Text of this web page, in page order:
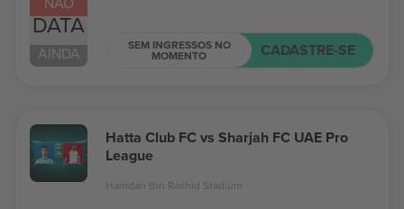
DATA
AINDA SEM INGRESSOS NO
MOMENTO CADASTRE-SE
Hatta Club FC vs Sharjah FC UAE Pro
League
Hamdan Bin Rashid Stadium